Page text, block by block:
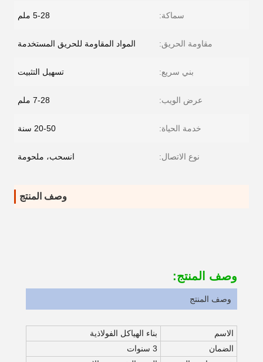
سماكة: 5-28 ملم
مقاومة الحريق: المواد المقاومة للحريق المستخدمة
بني سريع: تسهيل التثبيت
عرض الويب: 7-28 ملم
خدمة الحياة: 20-50 سنة
نوع الاتصال: انسحب، ملحومة
وصف المنتج
وصف المنتج:
وصف المنتج
الاسم
بناء الهياكل الفولاذية
الضمان
3 سنوات